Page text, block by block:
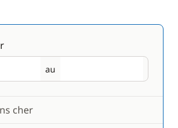
au
Retour
cher